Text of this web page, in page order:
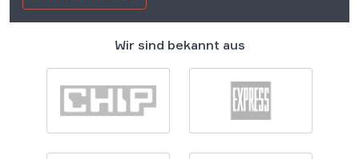
Wir sind bekannt aus